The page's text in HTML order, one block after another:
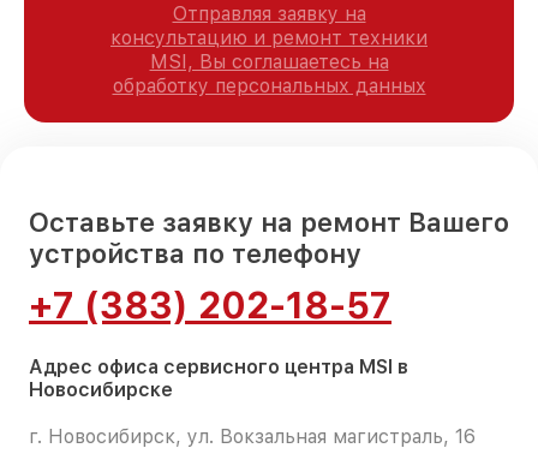
Отправляя заявку на
консультацию и ремонт техники
MSI, Вы соглашаетесь на
обработку персональных данных
Оставьте заявку на ремонт Вашего
устройства по телефону
+7 (383) 202-18-57
Адрес офиса сервисного центра MSI в
Новосибирске
г. Новосибирск, ул. Вокзальная магистраль, 16